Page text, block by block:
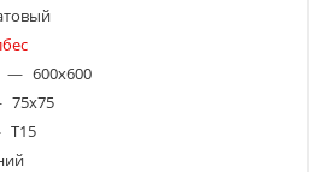
— 600x600
75x75
T15